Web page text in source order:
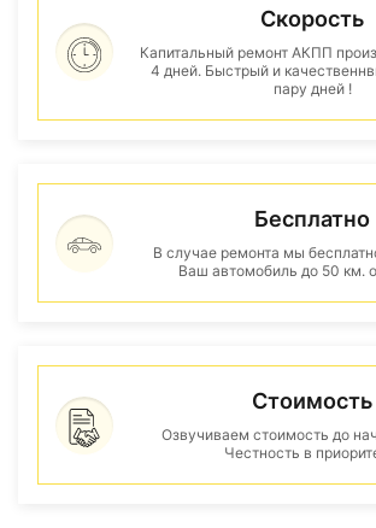
Скорость
Капитальный ремонт АКПП
4 дней. Быстрый и
пару дней !
Бесплатно
В случае ремонта мы
Ваш автомобиль до 50 км.
Стоимость
Озвучиваем стоимость до
Честность в